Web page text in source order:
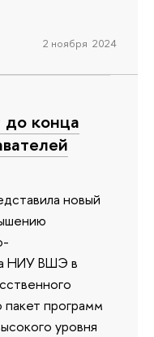
2 ноября 2024
конца
новый
НИУ ВШЭ в
пакет программ
уровня